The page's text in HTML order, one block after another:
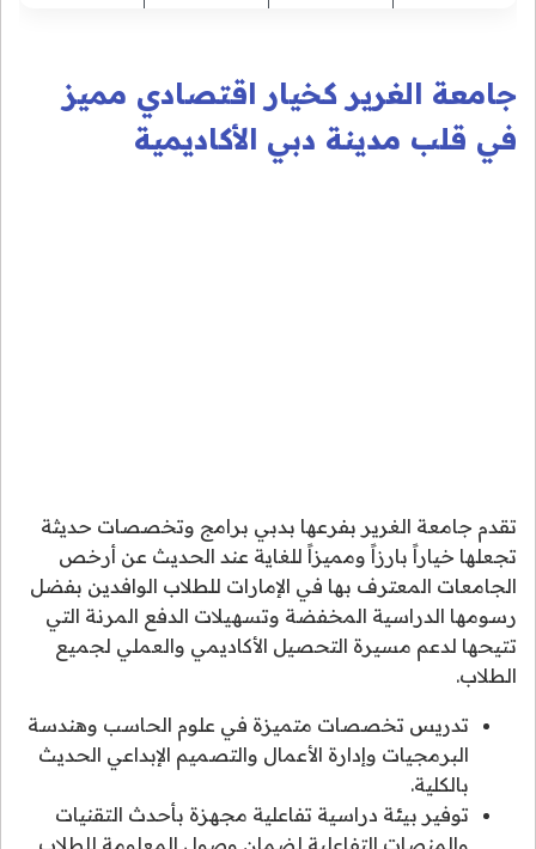
جامعة الغرير كخيار اقتصادي مميز
في قلب مدينة دبي الأكاديمية
تقدم جامعة الغرير بفرعها بدبي برامج وتخصصات حديثة
تجعلها خياراً بارزاً ومميزاً للغاية عند الحديث عن أرخص
الجامعات المعترف بها في الإمارات للطلاب الوافدين بفضل
رسومها الدراسية المخفضة وتسهيلات الدفع المرنة التي
تتيحها لدعم مسيرة التحصيل الأكاديمي والعملي لجميع
الطلاب.
تدريس تخصصات متميزة في علوم الحاسب وهندسة
البرمجيات وإدارة الأعمال والتصميم الإبداعي الحديث
بالكلية.
توفير بيئة دراسية تفاعلية مجهزة بأحدث التقنيات
والمنصات التفاعلية لضمان وصول المعلومة للطلاب